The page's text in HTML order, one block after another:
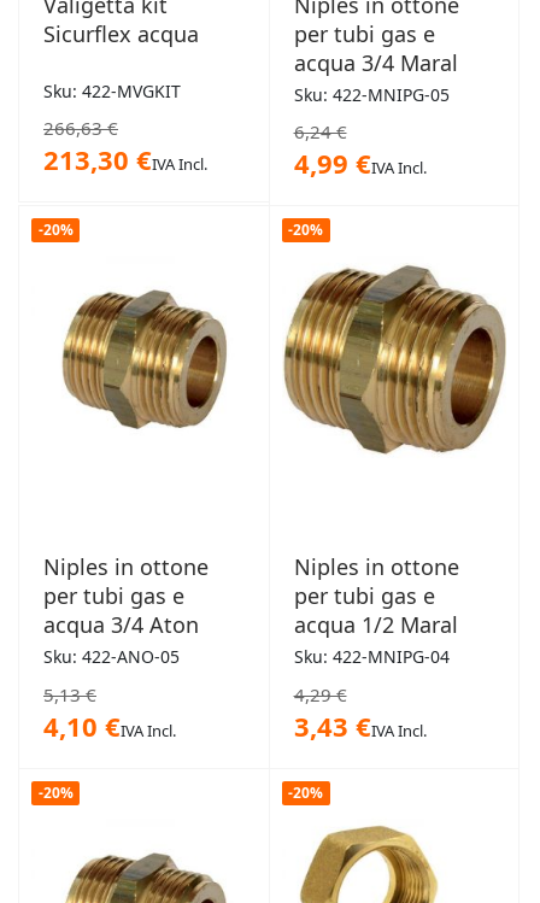
Sicurflex acqua
Sku: 422-MVGKIT
266,63 €
213,30 €IVA Incl.
per tubi gas e
acqua 3/4 Maral
Sku: 422-MNIPG-05
6,24 €
4,99 €IVA Incl.
-20%
Niples in ottone
per tubi gas e
acqua 3/4 Aton
Sku: 422-ANO-05
5,13 €
4,10 €IVA Incl.
-20%
Niples in ottone
per tubi gas e
acqua 1/2 Maral
Sku: 422-MNIPG-04
4,29 €
3,43 €IVA Incl.
-20% -20%